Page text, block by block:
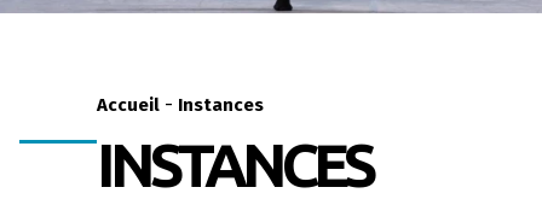
Accueil - Instances
INSTANCES